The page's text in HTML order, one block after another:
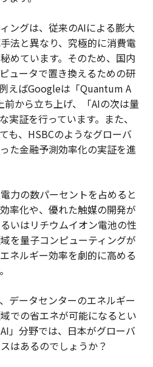
ングは、従来のAIによる膨大
法と異なり、究極的に消費電
めています。そのため、国内
ュータで置き換えるための研
えばGoogleは「Quantum A
から立ち上げ、「AIの次は量
実証を行っています。また、
も、HSBCのようなグローバ
た金融予測効率化の実証を進
力の数パーセントを占めると
率化や、優れた触媒の開発が
いはリチウムイオン電池の性
を量子コンピューティングが
ネルギー効率を劇的に高める
ータセンターのエネルギー
での省エネが可能になるとい
」分野では、日本がグローバ
はあるのでしょうか？